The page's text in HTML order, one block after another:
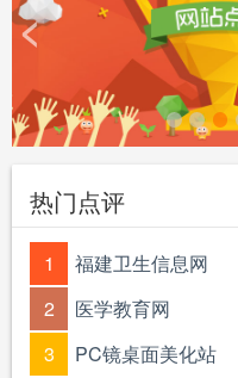
<
热门点评
1 福建卫生信息网
2 医学教育网
3 PC镜桌面美化站